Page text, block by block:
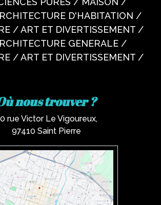
D'HABITATION /
/ ART ET DIVERTISSEMENT /
GENERALE /
/ ART ET DIVERTISSEMENT /
nous trouver ?
rue Victor Le Vigoureux,
97410 Saint Pierre